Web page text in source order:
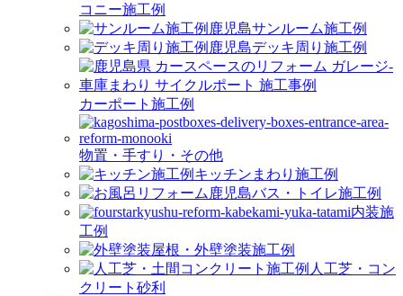
コニー施工例
サンルーム施工例
デッキ周り施工例
カーポート施工例
物置・手すり・その他
キッチンまわり施工例
バス・トイレ施工例
内装施
工例
屋根・外壁塗装施工例
人工芝・コン
クリート砂利